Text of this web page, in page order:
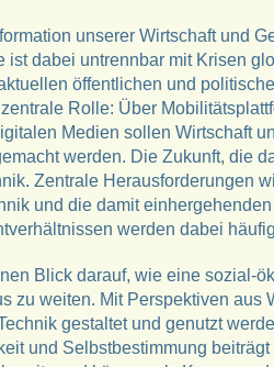
unserer Wirtschaft und
dabei untrennbar mit Krisen
öffentlichen und
Rolle: Über
Medien sollen Wirtschaft
werden. Die Zukunft, die
Zentrale Herausforderungen
und die damit
werden dabei
Blick darauf, wie eine sozial-
zu weiten. Mit Perspektiven aus
gestaltet und genutzt
und Selbstbestimmung beiträgt